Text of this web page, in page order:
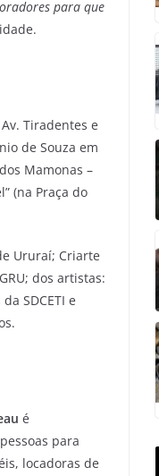
para que
Tiradentes e
de Souza em
Mamonas –
(na Praça do
Ururaí; Criarte
dos artistas:
SDCETI e
é
para
locadoras de